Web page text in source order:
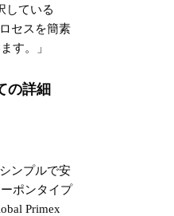
している
セスを簡素
す。」
の詳細
ンプルで安
ポンタイプ
Primex